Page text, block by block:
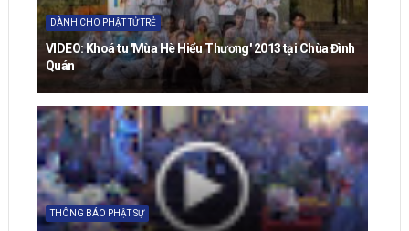
DÀNH CHO PHẬT TỬ TRẺ
VIDEO: Khoá tu 'Mùa Hè Hiểu Thương' 2013 tại Chùa Đình
Quán
THÔNG BÁO PHẬT SỰ